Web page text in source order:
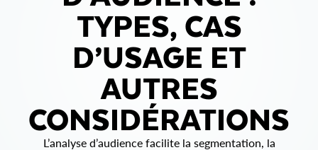
TYPES, CAS
D’USAGE ET
AUTRES
CONSIDÉRATIONS
L’analyse d’audience facilite la segmentation, la